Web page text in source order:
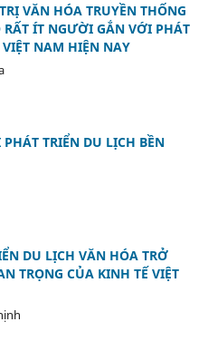
VĂN HÓA TRUYỀN THỐNG
RẤT ÍT NGƯỜI GẮN VỚI PHÁT
NAM HIỆN NAY
TRIỂN DU LỊCH BỀN
DU LỊCH VĂN HÓA TRỞ
TRỌNG CỦA KINH TẾ VIỆT